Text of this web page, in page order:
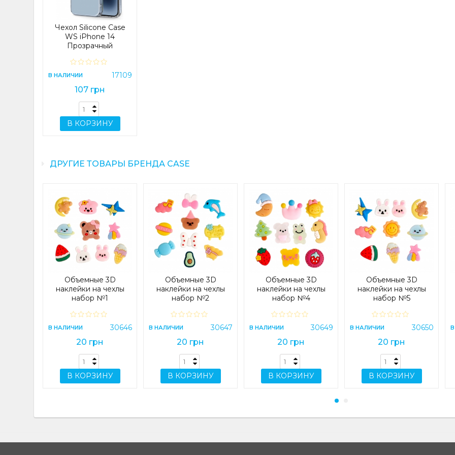
Чехол Silicone Case
WS iPhone 14
Прозрачный
В НАЛИЧИИ 17109
107 грн
В КОРЗИНУ
ДРУГИЕ ТОВАРЫ БРЕНДА CASE
Объемные 3D
наклейки на чехлы
набор №1
В НАЛИЧИИ 30646
20 грн
В КОРЗИНУ
Объемные 3D
наклейки на чехлы
набор №2
В НАЛИЧИИ 30647
20 грн
В КОРЗИНУ
Объемные 3D
наклейки на чехлы
набор №4
В НАЛИЧИИ 30649
20 грн
В КОРЗИНУ
Объемные 3D
наклейки на чехлы
набор №5
В НАЛИЧИИ 30650
20 грн
В КОРЗИНУ